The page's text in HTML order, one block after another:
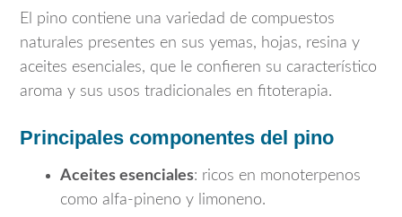
El pino contiene una variedad de compuestos
naturales presentes en sus yemas, hojas, resina y
aceites esenciales, que le confieren su característico
aroma y sus usos tradicionales en fitoterapia.
Principales componentes del pino
Aceites esenciales: ricos en monoterpenos
como alfa-pineno y limoneno.